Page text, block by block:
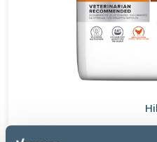
K/D KIDNEY